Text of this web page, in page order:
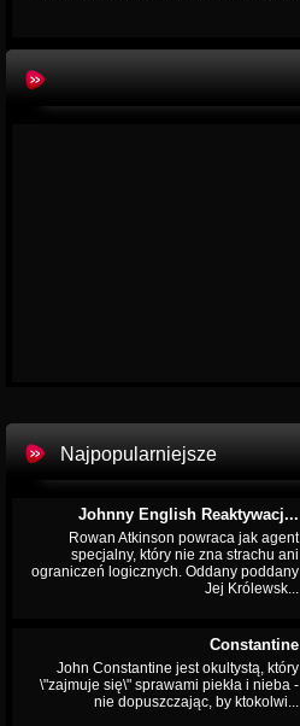
Najpopularniejsze
Johnny English Reaktywacj...
Rowan Atkinson powraca jak agent
specjalny, który nie zna strachu ani
ograniczeń logicznych. Oddany poddany
Jej Królewsk...
Constantine
John Constantine jest okultystą, który
\"zajmuje się\" sprawami piekła i nieba -
nie dopuszczając, by ktokolwi...